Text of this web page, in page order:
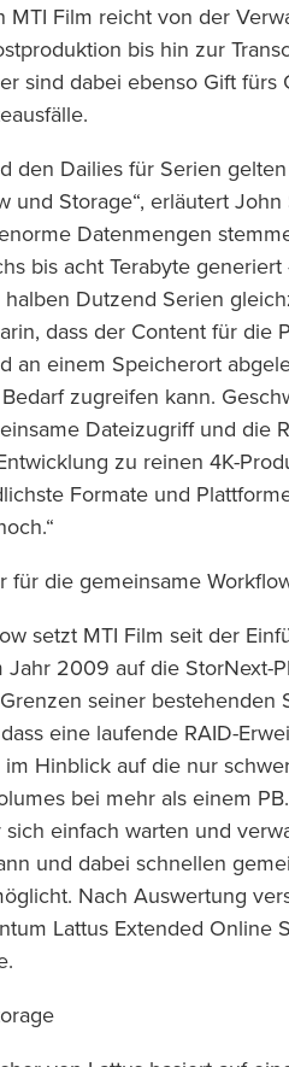
MTI Film reicht von der
bis hin zur
sind dabei ebenso Gift fürs
den Dailies für Serien
und Storage“, erläutert
Datenmengen
bis acht Terabyte
Dutzend Serien
dass der Content für die
an einem Speicherort
zugreifen kann.
Dateizugriff und die
zu reinen 4K-
Formate und
für die gemeinsame
setzt MTI Film seit der
Jahr 2009 auf die StorNext-
seiner bestehenden
eine laufende RAID-
Hinblick auf die nur
bei mehr als einem
einfach warten und
und dabei schnellen
Nach Auswertung
Lattus Extended Online